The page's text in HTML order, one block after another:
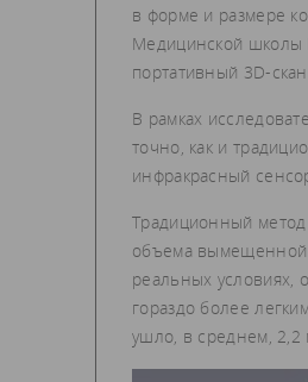
в форме и размере
Медицинской школы
портативный 3D-
В рамках
точно, как и
инфракрасный
Традиционный
объема вымещенной
реальных условиях,
гораздо более
ушло, в среднем, 2,2